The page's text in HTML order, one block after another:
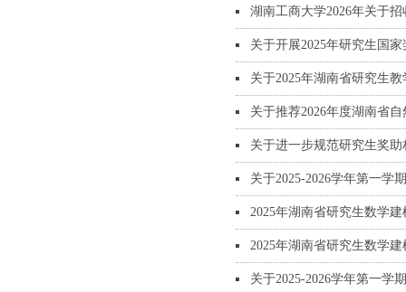
湖南工商大学2026年关于
关于开展2025年研究生国
关于2025年湖南省研究生
关于推荐2026年度湖南省
关于进一步规范研究生奖
关于2025-2026学年第一学
2025年湖南省研究生数学
2025年湖南省研究生数学
关于2025-2026学年第一学